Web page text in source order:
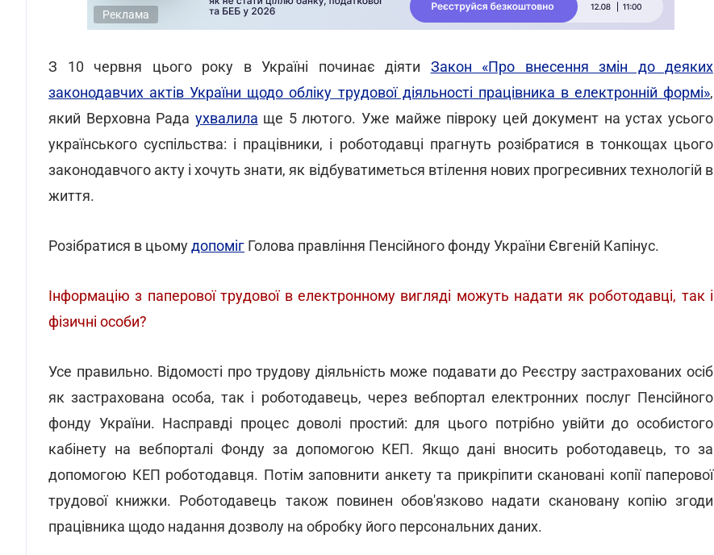
Реклама
З 10 червня цього року в Україні починає діяти Закон «Про внесення змін до деяких
законодавчих актів України щодо обліку трудової діяльності працівника в електронній формі»,
який Верховна Рада ухвалила ще 5 лютого. Уже майже півроку цей документ на устах усього
українського суспільства: і працівники, і роботодавці прагнуть розібратися в тонкощах цього
законодавчого акту і хочуть знати, як відбуватиметься втілення нових прогресивних технологій в
життя.
Розібратися в цьомудопоміг Голова правління Пенсійного фонду України Євгеній Капінус.
Інформацію з паперової трудової в електронному вигляді можуть надати як роботодавці, так і
фізичні особи?
Усе правильно. Відомості про трудову діяльність може подавати до Реєстру застрахованих осіб
як застрахована особа, так і роботодавець, через вебпортал електронних послуг Пенсійного
фонду України. Насправді процес доволі простий: для цього потрібно увійти до особистого
кабінету на вебпорталі Фонду за допомогою КЕП. Якщо дані вносить роботодавець, то за
допомогою КЕП роботодавця. Потім заповнити анкету та прикріпити скановані копії паперової
трудової книжки. Роботодавець також повинен обов'язково надати скановану копію згоди
працівника щодо надання дозволу на обробку його персональних даних.